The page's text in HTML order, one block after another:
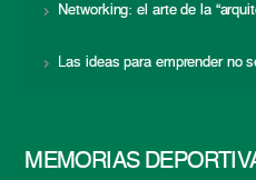
Networking: el arte de la
Las ideas para emprender no
MEMORIAS